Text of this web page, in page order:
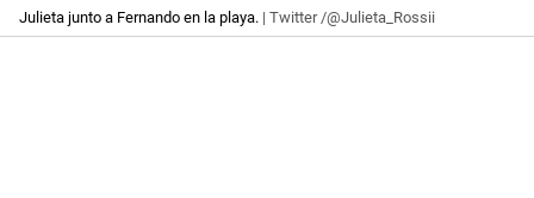
Julieta junto a Fernando en la playa. | Twitter /@Julieta_Rossii